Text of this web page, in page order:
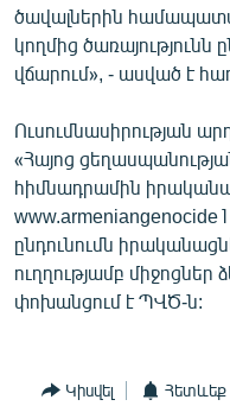
ծավալներին
կողմից ծառայությունն
վճարում», - ասված է
Ուսումնասիրության
«Հայոց
հիմնադրամին
ընդունումն
ուղղությամբ միջոցներ
փոխանցում է ՊՎԾ-ն:
Կիսվել Հետևեք